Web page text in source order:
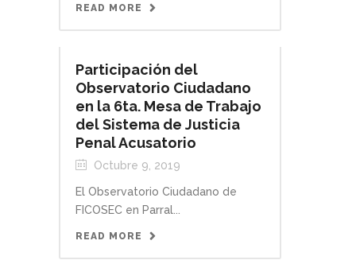
READ MORE
Participación del
Observatorio Ciudadano
en la 6ta. Mesa de Trabajo
del Sistema de Justicia
Penal Acusatorio
Octubre 9, 2019
El Observatorio Ciudadano de
FICOSEC en Parral...
READ MORE